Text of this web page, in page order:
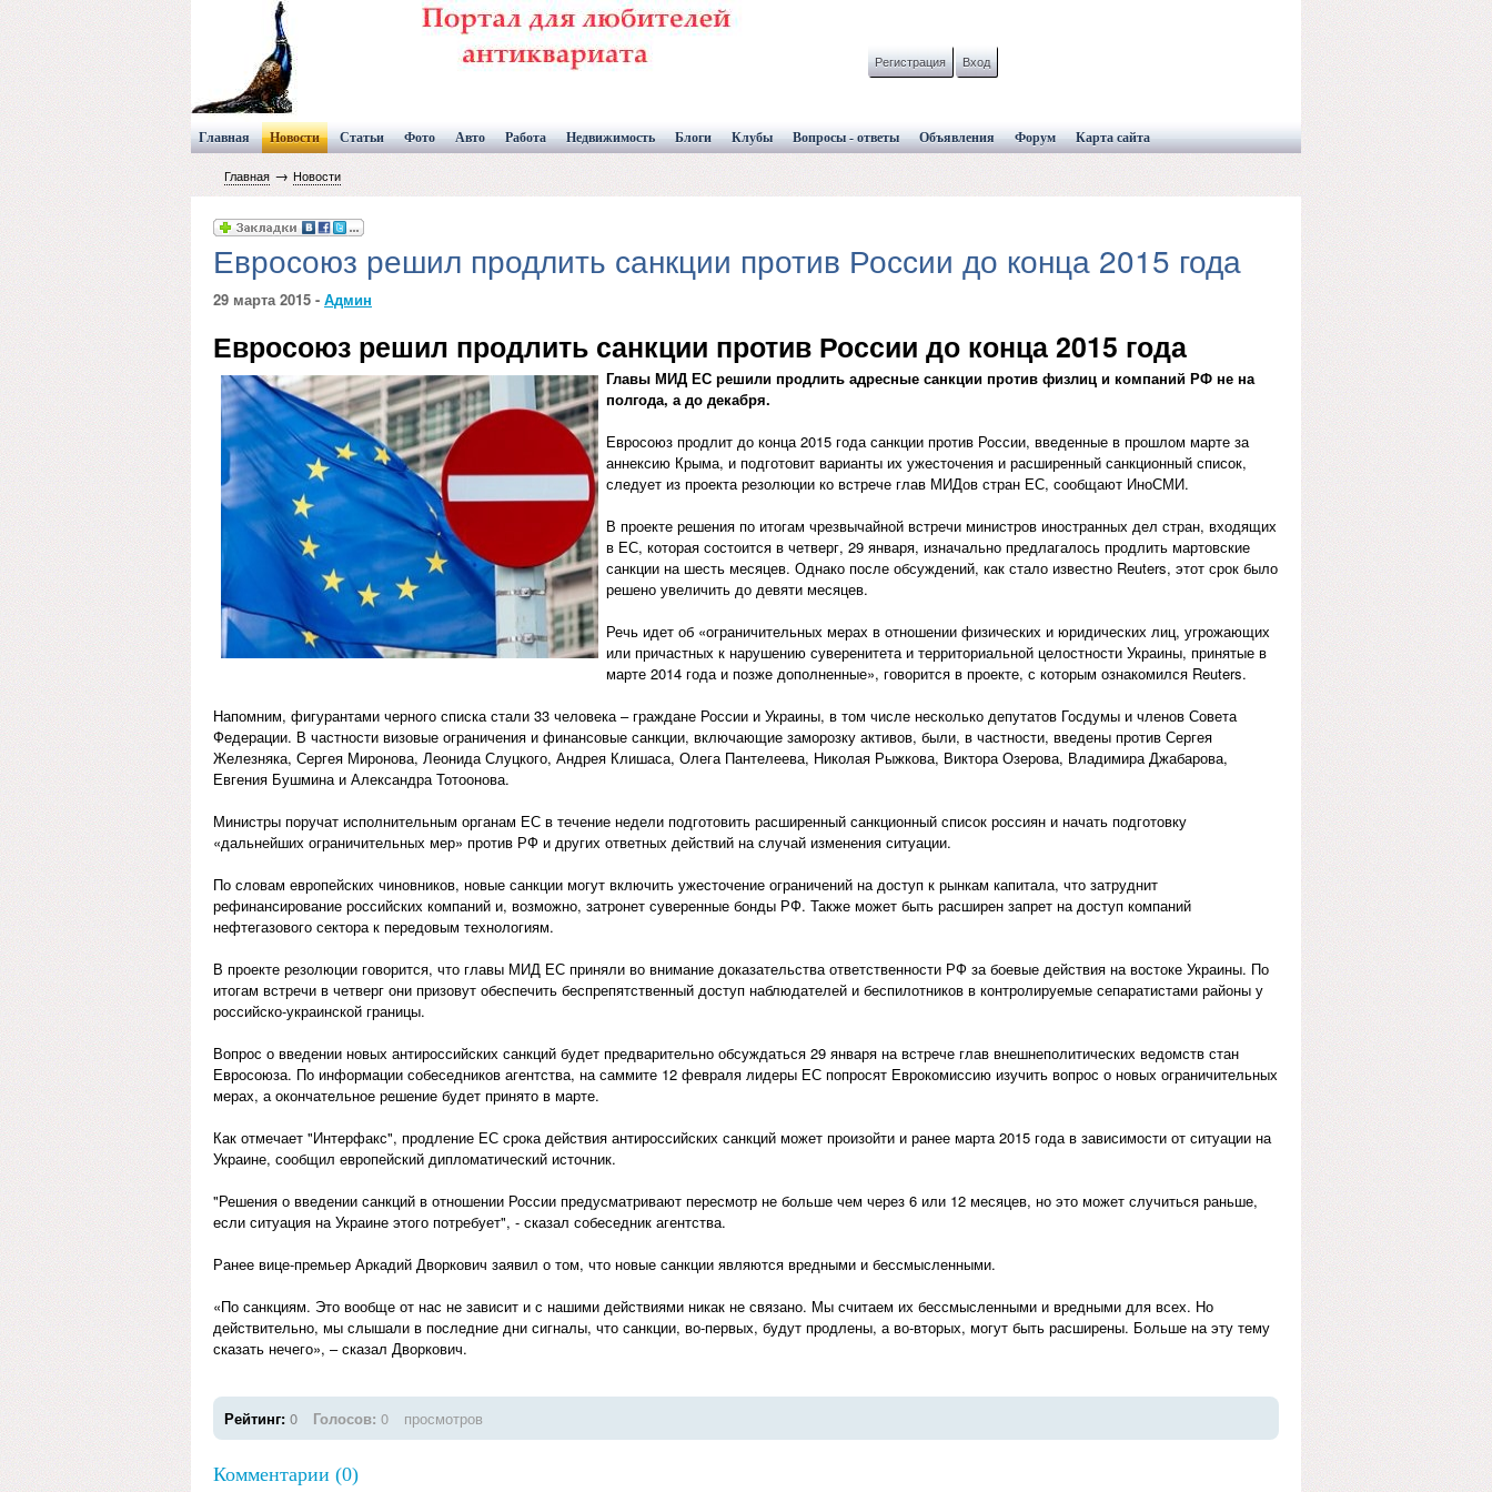
Регистрация Вход
Главная Новости Статьи Фото Авто Работа Недвижимость Блоги Клубы Вопросы - ответы Объявления Форум Карта сайта
Главная→ Новости
Евросоюз решил продлить санкции против России до конца 2015 года
29 марта 2015 - Админ
Евросоюз решил продлить санкции против России до конца 2015 года
Главы МИД ЕС решили продлить адресные санкции против физлиц и компаний РФ не на
полгода, а до декабря.
Евросоюз продлит до конца 2015 года санкции против России, введенные в прошлом марте за
аннексию Крыма, и подготовит варианты их ужесточения и расширенный санкционный список,
следует из проекта резолюции ко встрече глав МИДов стран ЕС, сообщают ИноСМИ.
В проекте решения по итогам чрезвычайной встречи министров иностранных дел стран, входящих
в ЕС, которая состоится в четверг, 29 января, изначально предлагалось продлить мартовские
санкции на шесть месяцев. Однако после обсуждений, как стало известно Reuters, этот срок было
решено увеличить до девяти месяцев.
Речь идет об «ограничительных мерах в отношении физических и юридических лиц, угрожающих
или причастных к нарушению суверенитета и территориальной целостности Украины, принятые в
марте 2014 года и позже дополненные», говорится в проекте, с которым ознакомился Reuters.
Напомним, фигурантами черного списка стали 33 человека – граждане России и Украины, в том числе несколько депутатов Госдумы и членов Совета
Федерации. В частности визовые ограничения и финансовые санкции, включающие заморозку активов, были, в частности, введены против Сергея
Железняка, Сергея Миронова, Леонида Слуцкого, Андрея Клишаса, Олега Пантелеева, Николая Рыжкова, Виктора Озерова, Владимира Джабарова,
Евгения Бушмина и Александра Тотоонова.
Министры поручат исполнительным органам ЕС в течение недели подготовить расширенный санкционный список россиян и начать подготовку
«дальнейших ограничительных мер» против РФ и других ответных действий на случай изменения ситуации.
По словам европейских чиновников, новые санкции могут включить ужесточение ограничений на доступ к рынкам капитала, что затруднит
рефинансирование российских компаний и, возможно, затронет суверенные бонды РФ. Также может быть расширен запрет на доступ компаний
нефтегазового сектора к передовым технологиям.
В проекте резолюции говорится, что главы МИД ЕС приняли во внимание доказательства ответственности РФ за боевые действия на востоке Украины. По
итогам встречи в четверг они призовут обеспечить беспрепятственный доступ наблюдателей и беспилотников в контролируемые сепаратистами районы у
российско-украинской границы.
Вопрос о введении новых антироссийских санкций будет предварительно обсуждаться 29 января на встрече глав внешнеполитических ведомств стан
Евросоюза. По информации собеседников агентства, на саммите 12 февраля лидеры ЕС попросят Еврокомиссию изучить вопрос о новых ограничительных
мерах, а окончательное решение будет принято в марте.
Как отмечает "Интерфакс", продление ЕС срока действия антироссийских санкций может произойти и ранее марта 2015 года в зависимости от ситуации на
Украине, сообщил европейский дипломатический источник.
"Решения о введении санкций в отношении России предусматривают пересмотр не больше чем через 6 или 12 месяцев, но это может случиться раньше,
если ситуация на Украине этого потребует", - сказал собеседник агентства.
Ранее вице-премьер Аркадий Дворкович заявил о том, что новые санкции являются вредными и бессмысленными.
«По санкциям. Это вообще от нас не зависит и с нашими действиями никак не связано. Мы считаем их бессмысленными и вредными для всех. Но
действительно, мы слышали в последние дни сигналы, что санкции, во-первых, будут продлены, а во-вторых, могут быть расширены. Больше на эту тему
сказать нечего», – сказал Дворкович.
Рейтинг: 0 Голосов: 0 просмотров
Комментарии (0)